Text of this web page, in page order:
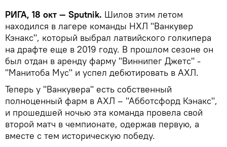
РИГА, 18 окт — Sputnik. Шилов этим летом
находился в лагере команды НХЛ "Ванкувер
Кэнакс", который выбрал латвийского голкипера
на драфте еще в 2019 году. В прошлом сезоне он
был отдан в аренду фарму "Виннипег Джетс" -
"Манитоба Мус" и успел дебютировать в АХЛ.
Теперь у "Ванкувера" есть собственный
полноценный фарм в АХЛ – "Абботсфорд Кэнакс",
и прошедшей ночью эта команда провела свой
второй матч в чемпионате, одержав первую, а
вместе с тем историческую победу.